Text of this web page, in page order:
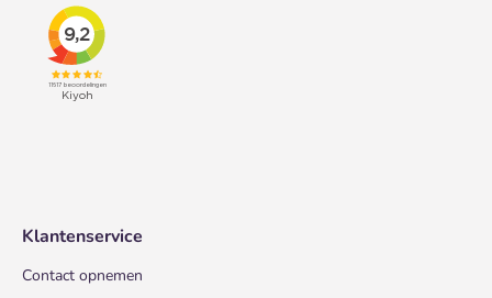
Klantenservice
Contact opnemen